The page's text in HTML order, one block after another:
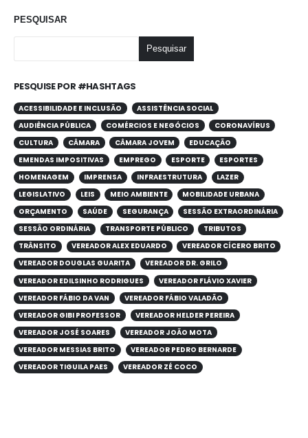
PESQUISAR
Pesquisar
PESQUISE POR #HASHTAGS
ACESSIBILIDADE E INCLUSÃO
ASSISTÊNCIA SOCIAL
AUDIÊNCIA PÚBLICA
COMÉRCIOS E NEGÓCIOS
CORONAVÍRUS
CULTURA
CÂMARA CÂMARA JOVEM
EDUCAÇÃO
EMENDAS IMPOSITIVAS
EMPREGO ESPORTE
ESPORTES
HOMENAGEM
IMPRENSA INFRAESTRUTURA
LAZER
LEGISLATIVO
LEIS MEIO AMBIENTE
MOBILIDADE URBANA
ORÇAMENTO
SAÚDE SEGURANÇA
SESSÃO EXTRAORDINÁRIA
SESSÃO ORDINÁRIA
TRANSPORTE PÚBLICO
TRIBUTOS
TRÂNSITO
VEREADOR ALEX EDUARDO
VEREADOR CÍCERO BRITO
VEREADOR DOUGLAS GUARITA
VEREADOR DR. GRILO
VEREADOR EDILSINHO RODRIGUES
VEREADOR FLÁVIO XAVIER
VEREADOR FÁBIO DA VAN
VEREADOR FÁBIO VALADÃO
VEREADOR GIBI PROFESSOR
VEREADOR HELDER PEREIRA
VEREADOR JOSÉ SOARES
VEREADOR JOÃO MOTA
VEREADOR MESSIAS BRITO
VEREADOR PEDRO BERNARDE
VEREADOR TIGUILA PAES
VEREADOR ZÉ COCO